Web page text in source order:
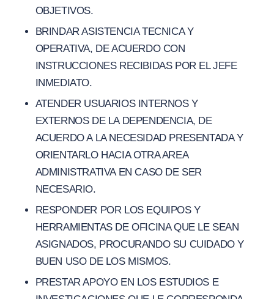
OBJETIVOS.
BRINDAR ASISTENCIA TECNICA Y
OPERATIVA, DE ACUERDO CON
INSTRUCCIONES RECIBIDAS POR EL JEFE
INMEDIATO.
ATENDER USUARIOS INTERNOS Y
EXTERNOS DE LA DEPENDENCIA, DE
ACUERDO A LA NECESIDAD PRESENTADA Y
ORIENTARLO HACIA OTRA AREA
ADMINISTRATIVA EN CASO DE SER
NECESARIO.
RESPONDER POR LOS EQUIPOS Y
HERRAMIENTAS DE OFICINA QUE LE SEAN
ASIGNADOS, PROCURANDO SU CUIDADO Y
BUEN USO DE LOS MISMOS.
PRESTAR APOYO EN LOS ESTUDIOS E